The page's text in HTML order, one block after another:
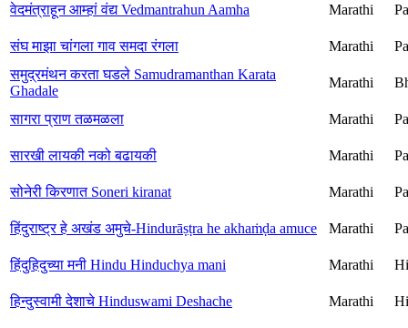
वेदमंत्राहून आम्हां वंद्य Vedmantrahun Aamha Marathi
संघ माझा चांगला गाव समदा रंगला Marathi
समुद्रमंथन करता घडले Samudramanthan Karata
Ghadale
Marathi
सागरा प्राण तळमळला Marathi
सारखी लायकी नको बढायकी Marathi
सोनेरी किरणात Soneri kiranat Marathi
हिंदुराष्ट्र हे अखंड अमुचे-Hindurāṣṭra he akhaṁḍa amuce Marathi
हिंदुहिदुच्या मनी Hindu Hinduchya mani Marathi
हिन्दुस्वामी देशाचे Hinduswami Deshache Marathi